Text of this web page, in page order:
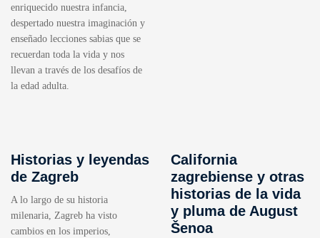
enriquecido nuestra infancia,
despertado nuestra imaginación y
enseñado lecciones sabias que se
recuerdan toda la vida y nos
llevan a través de los desafíos de
la edad adulta.
Historias y leyendas
de Zagreb
A lo largo de su historia
milenaria, Zagreb ha visto
cambios en los imperios,
California
zagrebiense y otras
historias de la vida
y pluma de August
Šenoa